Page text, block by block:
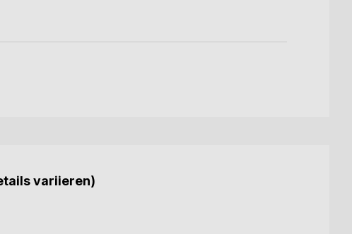
variieren)